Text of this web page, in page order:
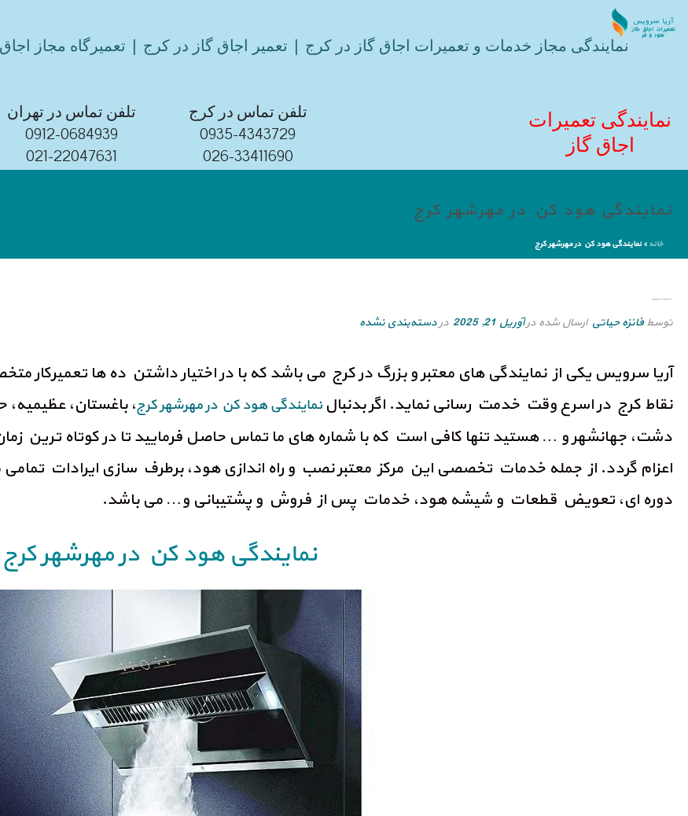
نمایندگی مجاز خدمات و تعمیرات اجاق گاز در کرج | تعمیر اجاق گاز در کرج | تعمیرگاه مجاز
تلفن تماس در تهران
0912-0684939
021-22047631
تلفن تماس در کرج
0935-4343729
026-33411690
نمایندگی تعمیرات
اجاق گاز
نمایندگی هود کن در مهرشهر کرج
خانه »نمایندگی هود کن در مهرشهر کرج
نمایندگی هود کن در مهرشهر کرج
توسطفائزه حیاتی ارسال شده درآوریل 21, 2025 دردسته‌بندی نشده
آریا سرویس یکی از نمایندگی های معتبر و بزرگ در کرج می باشد که با در اختیار داشتن ده ها تعمیرکار
نقاط کرج در اسرع وقت خدمت رسانی نماید. اگر بدنبال نمایندگی هود کن در مهرشهر کرج، باغستان،
دشت، جهانشهر و … هستید تنها کافی است که با شماره های ما تماس حاصل فرمایید تا در کوتاه ترین
اعزام گردد. از جمله خدمات تخصصی این مرکز معتبر نصب و راه اندازی هود، برطرف سازی ایرادات
دوره ای، تعویض قطعات و شیشه هود، خدمات پس از فروش و پشتیبانی و… می باشد.
نمایندگی هود کن در مهرشهر کرج